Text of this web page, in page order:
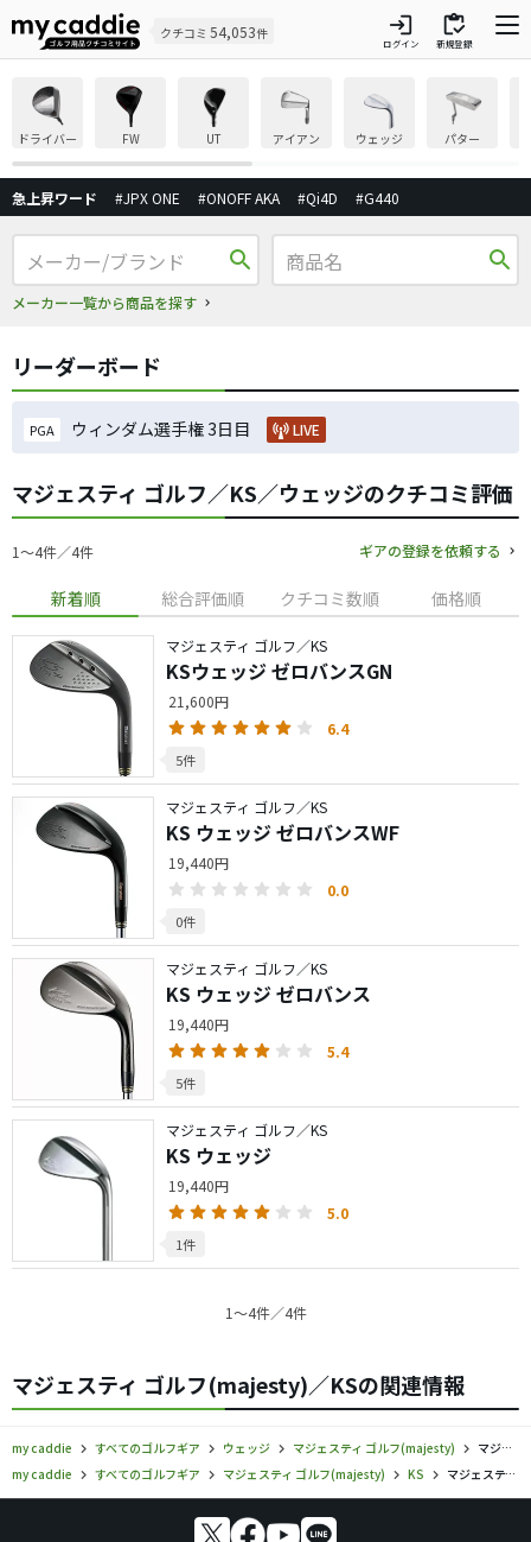
クチコミ 54,053件 login
ログイン
inventory
新規登録
ドライバー FW UT アイアン ウェッジ パター
急上昇ワード #JPX ONE #ONOFF AKA #Qi4D #G440
search
メーカー一覧から商品を探す
search
リーダーボード
PGA ウィンダム選手権 3日目 LIVE
マジェスティ ゴルフ／KS／ウェッジのクチコミ評価
1〜4件／4件 ギアの登録を依頼する
新着順 総合評価順 クチコミ数順 価格順
マジェスティ ゴルフ／KS
KSウェッジ ゼロバンスGN
21,600円
6.4
5件
マジェスティ ゴルフ／KS
KS ウェッジ ゼロバンスWF
19,440円
0.0
0件
マジェスティ ゴルフ／KS
KS ウェッジ ゼロバンス
19,440円
5.4
5件
マジェスティ ゴルフ／KS
KS ウェッジ
19,440円
5.0
1件
1〜4件／4件
マジェスティ ゴルフ(majesty)／KSの関連情報
my caddie すべてのゴルフギア ウェッジ マジェスティ ゴルフ(majesty)
マジェスティ ゴルフ／KS／ウェッジの口コミ評価
my caddie
すべてのゴルフギア マジェスティ ゴルフ(majesty) KS マジェスティ ゴルフ／KS／ウェッジの口コミ評価